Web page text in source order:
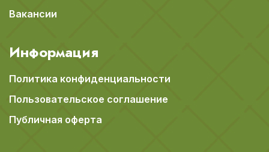
Вакансии
Информация
Политика конфиденциальности
Пользовательское соглашение
Публичная оферта